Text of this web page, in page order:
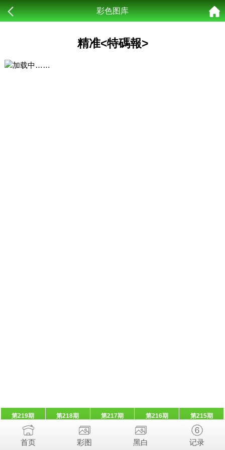
彩色图库
精准<特碼報>
第219期 第218期 第217期 第216期 第215期
首页 彩图 黑白 记录